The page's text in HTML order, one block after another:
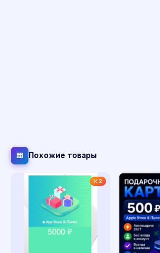
Похожие товары
2